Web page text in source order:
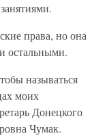
права, но она
остальными.
называться
моих
Донецкого
Чумак.